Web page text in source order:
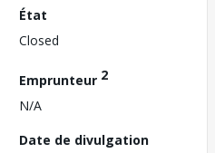
État
Closed
Emprunteur 2
N/A
Date de divulgation